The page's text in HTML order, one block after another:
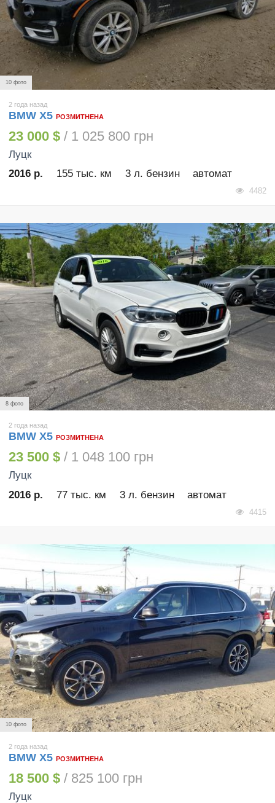
10 фото
2 года назад
BMW X5 РОЗМИТНЕНА
23 000 $ / 1 025 800 грн
Луцк
2016 р.
155 тыс. км 3 л. бензин автомат
4482
8 фото
2 года назад
BMW X5 РОЗМИТНЕНА
23 500 $ / 1 048 100 грн
Луцк
2016 р.
77 тыс. км 3 л. бензин автомат
4415
10 фото
2 года назад
BMW X5 РОЗМИТНЕНА
18 500 $ / 825 100 грн
Луцк